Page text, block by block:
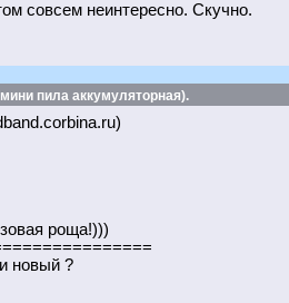
совсем неинтересно. Скучно.
пила аккумуляторная).
роща!)))
новый ?